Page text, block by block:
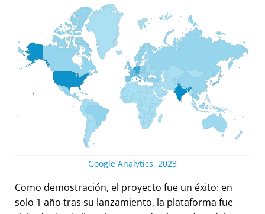
Google Analytics, 2023
Como demostración, el proyecto fue un éxito: en
solo 1 año tras su lanzamiento, la plataforma fue